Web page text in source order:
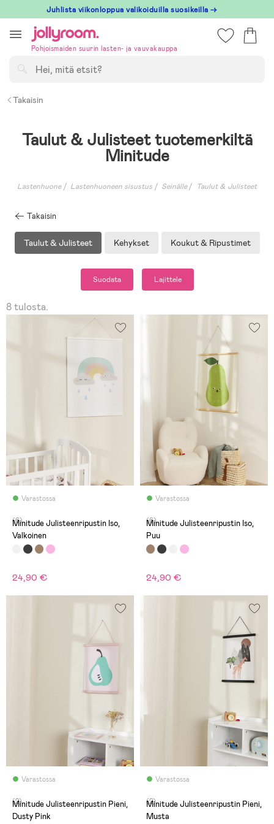
till
innehållet
Juhlista viikonloppua valikoiduilla suosikeilla →
Pohjoismaiden suurin lasten- ja vauvakauppa
Takaisin
Taulut & Julisteet tuotemerkiltä
Minitude
Lastenhuone Lastenhuoneen sisustus Seinälle Taulut & Julisteet
Takaisin
Taulut & Julisteet Kehykset Koukut & Ripustimet
Suodata Lajittele
8 tulosta.
Varastossa
(6)
Minitude Julisteenripustin Iso,
Valkoinen
24,90 €
Varastossa
(6)
Minitude Julisteenripustin Iso,
Puu
24,90 €
Varastossa
(2)
Minitude Julisteenripustin Pieni,
Dusty Pink
Varastossa
(2)
Minitude Julisteenripustin Pieni,
Musta